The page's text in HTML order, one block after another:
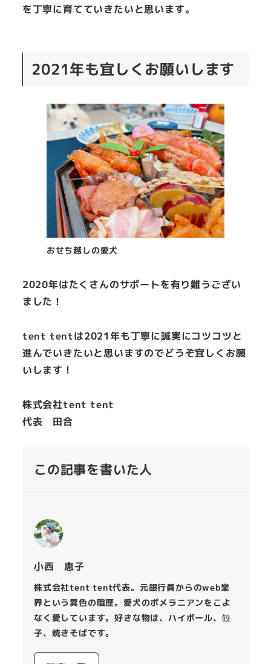
を丁寧に育てていきたいと思います。
2021年も宜しくお願いします
おせち越しの愛犬
2020年はたくさんのサポートを有り難うござい
ました！
tent tentは2021年も丁寧に誠実にコツコツと
進んでいきたいと思いますのでどうぞ宜しくお願
いします！
株式会社tent tent
代表 田合
この記事を書いた人
小西 恵子
株式会社tent tent代表。元銀行員からのweb業
界という異色の職歴。愛犬のポメラニアンをこよ
なく愛しています。好きな物は、ハイボール、餃
子、焼きそばです。